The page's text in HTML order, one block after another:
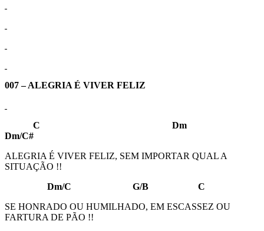
007 – ALEGRIA É VIVER FELIZ
C Dm
Dm/C#
ALEGRIA É VIVER FELIZ, SEM IMPORTAR QUAL A
SITUAÇÃO !!
Dm/C G/B C
SE HONRADO OU HUMILHADO, EM ESCASSEZ OU
FARTURA DE PÃO !!